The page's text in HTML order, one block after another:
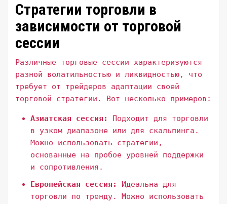
Стратегии торговли в
зависимости от торговой
сессии
Различные торговые сессии характеризуются
разной волатильностью и ликвидностью, что
требует от трейдеров адаптации своей
торговой стратегии. Вот несколько примеров:
Азиатская сессия:
Подходит для торговли
в узком диапазоне или для скальпинга.
Можно использовать стратегии,
основанные на пробое уровней поддержки
и сопротивления.
Европейская сессия:
Идеальна для
торговли по тренду. Можно использовать